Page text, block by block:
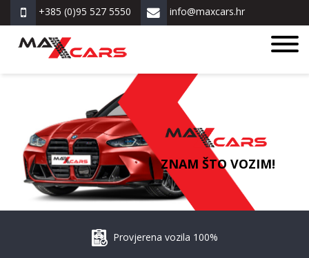
+385 (0)95 527 5550 info@maxcars.hr
ZNAM ŠTO VOZIM!
Provjerena vozila 100%